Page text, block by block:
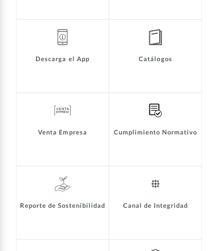
Descarga el App Catálogos
Venta Empresa Cumplimiento Normativo
Reporte de Sostenibilidad Canal de Integridad